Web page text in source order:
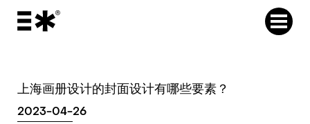
上海画册设计的封面设计有哪些要素？
2023-04-26